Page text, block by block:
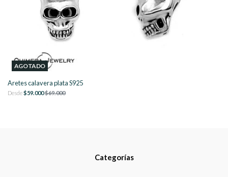
AGOTADO
Aretes calavera plata S925
Desde$59.000$69.000
Categorías